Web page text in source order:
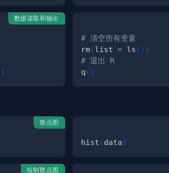
数据读取和输出
)
# 清空所有变量
rm(list = ls ( ) )
# 退出 R
q ( )
散点图
hist (data)
绘制散点图